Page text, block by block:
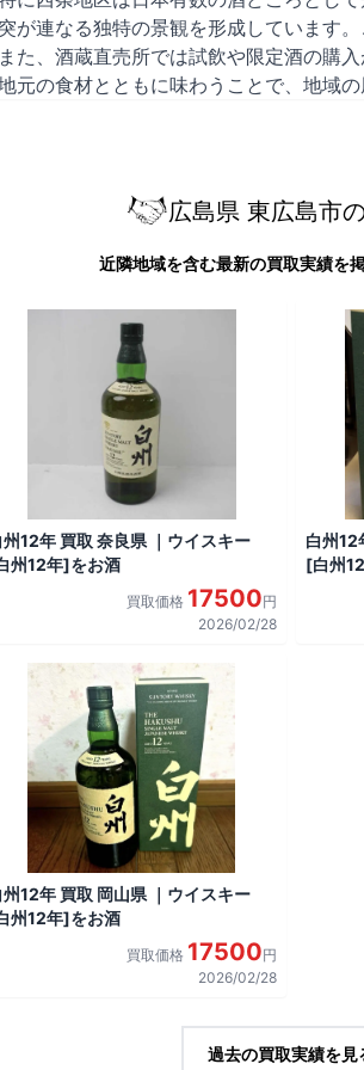
が連なる独特の景観を形成しています
た、酒蔵直売所では試飲や限定酒の購
元の食材とともに味わうことで、地域
広島県 東広島市
近隣地域を含む最新の買取実績を
州12年 買取 奈良県 ｜ウイスキー
州12年]をお酒
買取価格 17500円
2026/02/28
白州12
[白州
州12年 買取 岡山県 ｜ウイスキー
州12年]をお酒
買取価格 17500円
2026/02/28
過去の買取実績を見